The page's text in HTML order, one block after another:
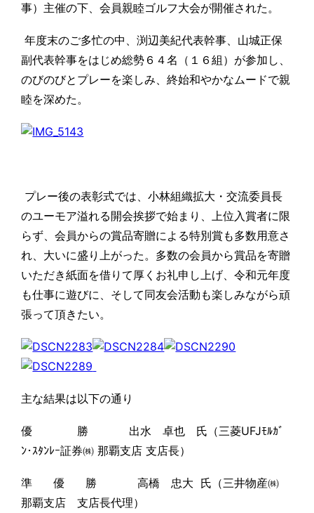
事）主催の下、会員親睦ゴルフ大会が開催された。
年度末のご多忙の中、渕辺美紀代表幹事、山城正保
副代表幹事をはじめ総勢６４名（１６組）が参加し、
のびのびとプレーを楽しみ、終始和やかなムードで親
睦を深めた。
プレー後の表彰式では、小林組織拡大・交流委員長
のユーモア溢れる開会挨拶で始まり、上位入賞者に限
らず、会員からの賞品寄贈による特別賞も多数用意さ
れ、大いに盛り上がった。多数の会員から賞品を寄贈
いただき紙面を借りて厚くお礼申し上げ、令和元年度
も仕事に遊びに、そして同友会活動も楽しみながら頑
張って頂きたい。
主な結果は以下の通り
優 勝 出水 卓也 氏（三菱UFJﾓﾙｶﾞ
ﾝ･ｽﾀﾝﾚｰ証券㈱ 那覇支店 支店長）
準 優 勝 高橋 忠大 氏（三井物産㈱
那覇支店 支店長代理）